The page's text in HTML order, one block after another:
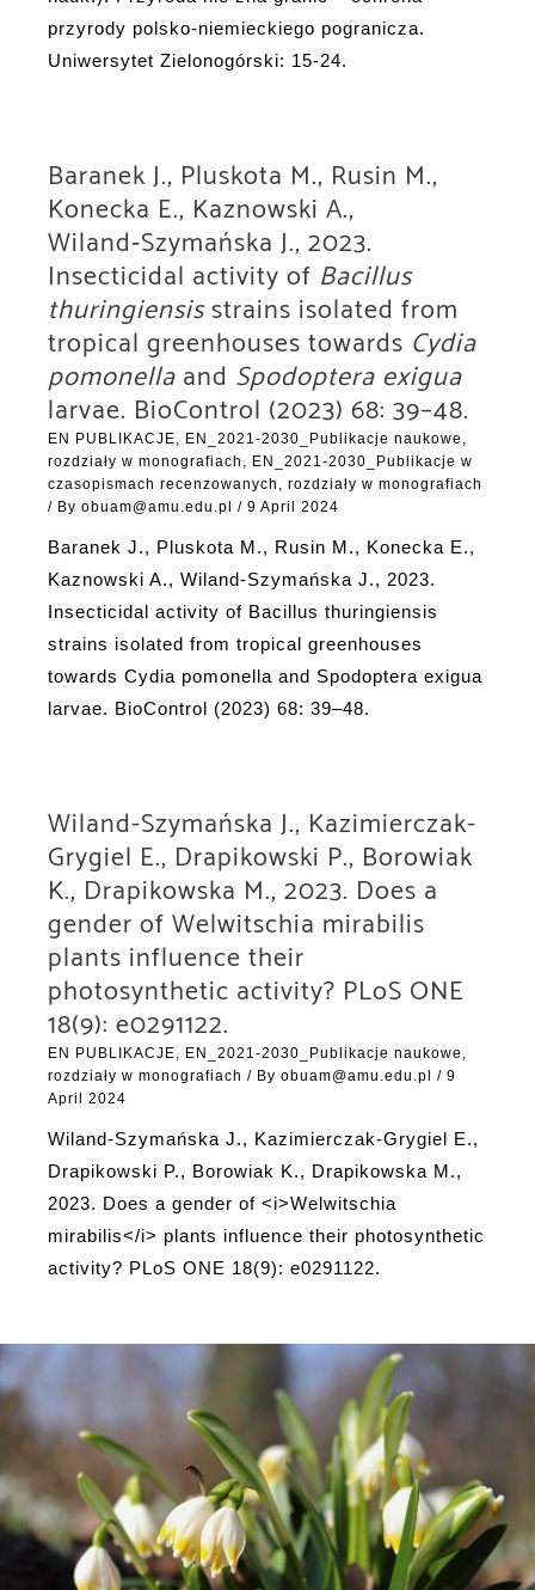
przyrody polsko-niemieckiego pogranicza.
Uniwersytet Zielonogórski: 15-24.
Baranek J., Pluskota M., Rusin M.,
Konecka E., Kaznowski A.,
Wiland‑Szymańska J., 2023.
Insecticidal activity of Bacillus
thuringiensisstrains isolated from
tropical greenhouses towards Cydia
pomonellaand Spodoptera exigua
larvae. BioControl (2023) 68: 39–48.
EN PUBLIKACJE, EN_2021-2030_Publikacje naukowe,
rozdziały w monografiach , EN_2021-2030_Publikacje w
czasopismach recenzowanych, rozdziały w monografiach
/ By obuam@amu.edu.pl / 9 April 2024
Baranek J., Pluskota M., Rusin M., Konecka E.,
Kaznowski A., Wiland‑Szymańska J., 2023.
Insecticidal activity of Bacillus thuringiensis
strains isolated from tropical greenhouses
towards Cydia pomonella and Spodoptera exigua
larvae. BioControl (2023) 68: 39–48.
Wiland-Szymańska J., Kazimierczak-
Grygiel E., Drapikowski P., Borowiak
K., Drapikowska M., 2023. Does a
gender of Welwitschia mirabilis
plants influence their
photosynthetic activity? PLoS ONE
18(9): e0291122.
EN PUBLIKACJE, EN_2021-2030_Publikacje naukowe,
rozdziały w monografiach / By obuam@amu.edu.pl / 9
April 2024
Wiland-Szymańska J., Kazimierczak-Grygiel E.,
Drapikowski P., Borowiak K., Drapikowska M.,
2023. Does a gender of <i>Welwitschia
mirabilis</i> plants influence their photosynthetic
activity? PLoS ONE 18(9): e0291122.